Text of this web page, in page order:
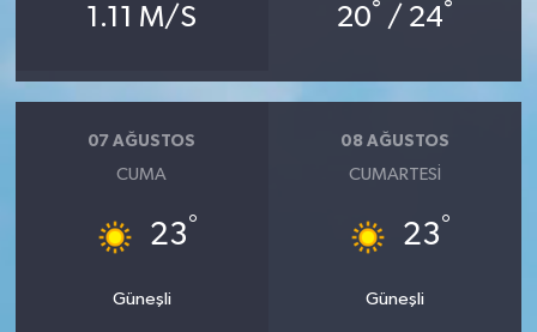
1.11 M/S 20° / 24°
07 AĞUSTOS
CUMA
23°
Güneşli
08 AĞUSTOS
CUMARTESI
23°
Güneşli